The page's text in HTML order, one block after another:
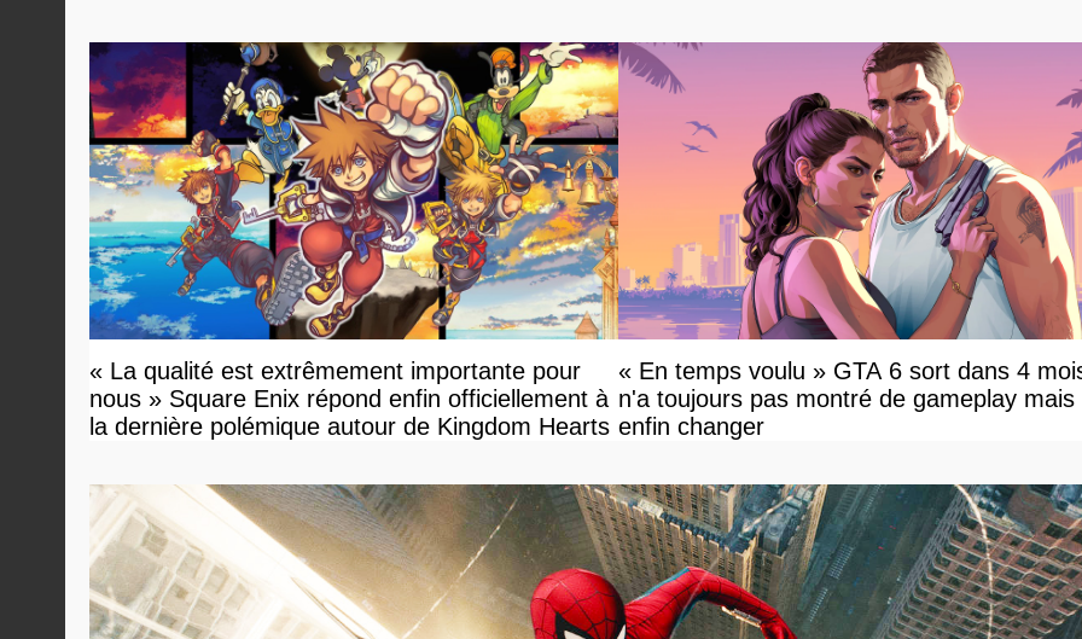
« La qualité est extrêmement importante pour
nous » Square Enix répond enfin officiellement à
la dernière polémique autour de Kingdom Hearts
« En temps voulu » GTA 6 sort dans 4
n'a toujours pas montré de gameplay mais
enfin changer